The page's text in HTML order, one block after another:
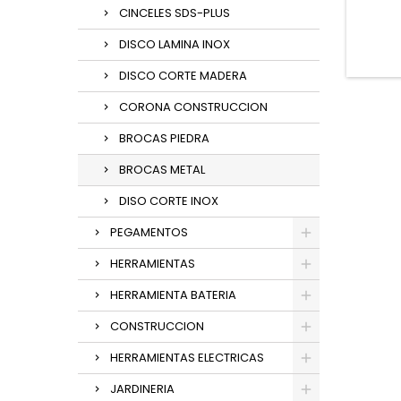
CINCELES SDS-PLUS
DISCO LAMINA INOX
DISCO CORTE MADERA
CORONA CONSTRUCCION
BROCAS PIEDRA
BROCAS METAL
DISO CORTE INOX
PEGAMENTOS
HERRAMIENTAS
HERRAMIENTA BATERIA
CONSTRUCCION
HERRAMIENTAS ELECTRICAS
JARDINERIA